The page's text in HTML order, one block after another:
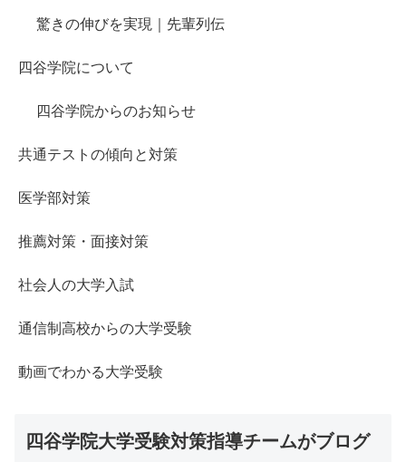
驚きの伸びを実現｜先輩列伝
四谷学院について
四谷学院からのお知らせ
共通テストの傾向と対策
医学部対策
推薦対策・面接対策
社会人の大学入試
通信制高校からの大学受験
動画でわかる大学受験
四谷学院大学受験対策指導チームがブログ